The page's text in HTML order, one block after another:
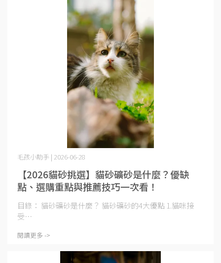
【2026貓砂挑選】貓砂礦砂是什麼？優缺
點、選購重點與推薦技巧一次看！
毛孩小助手 | 2026-06-28
目錄： 貓砂礦砂是什麼？ 貓砂礦砂的4大優點 1.貓咪接
受⋯
閱讀更多 ->